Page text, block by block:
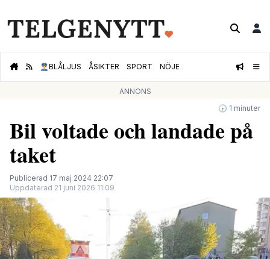
👮🏻‍♂️BLÅLJUS ÅSIKTER SPORT NÖJE
ANNONS
🕝 1 minuter
Bil voltade och landade på
taket
Publicerad 17 maj 2024 22:07
Uppdaterad 21 juni 2026 11:09